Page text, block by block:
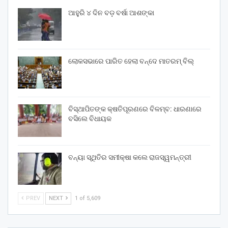
ଆହୁରି ୪ ଦିନ ବଡ଼ ବର୍ଷା ଆଶଙ୍କା
ଲୋକସଭାରେ ପାରିତ ହେଲା ବନ୍ଦେ ମାତରମ୍‌ ବିଲ୍‌
ବିସ୍ଥାପିତଙ୍କ କ୍ଷତିପୂରଣରେ ବିଳମ୍ବ: ଧାରଣାରେ
ବସିଲେ ବିଧାୟକ
ବନ୍ୟା ସ୍ଥିତିର ସମୀକ୍ଷା କଲେ ରାଜସ୍ୱମନ୍ତ୍ରୀ
PREV NEXT 1 of 5,609